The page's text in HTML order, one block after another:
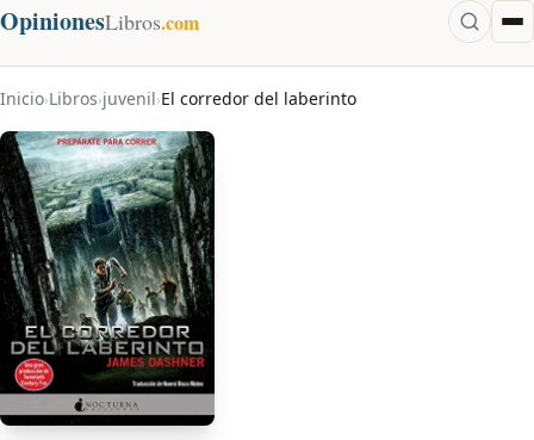
OpinionesLibros.com
Inicio›Libros›juvenil›El corredor del laberinto